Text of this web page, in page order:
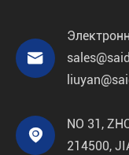


NO 31,
214500,